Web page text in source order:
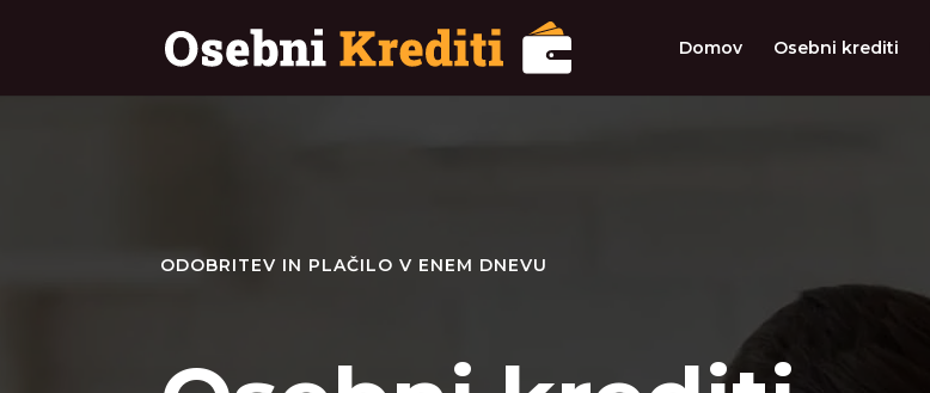
Domov Osebni krediti
ODOBRITEV IN PLAČILO V ENEM DNEVU